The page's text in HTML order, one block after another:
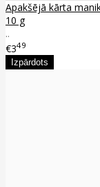
Apakšējā kārta
10 g
..
€349